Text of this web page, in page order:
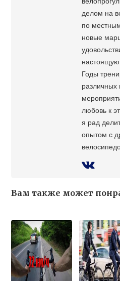
делом на
по
новые
настоящую
Годы
любовь к
я рад
опытом с
Вам также может